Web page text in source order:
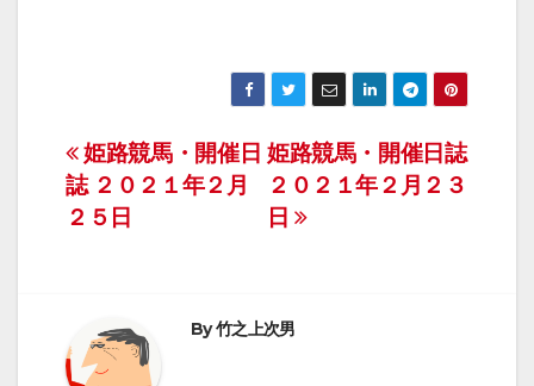
投
稿
ゲ
姫路競馬・開催日誌
２０２１年２月２３
日
姫路競馬・開催日
誌 ２０２１年２月
２５日
By竹之上次男